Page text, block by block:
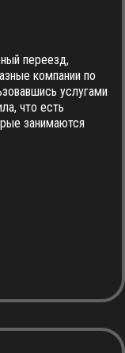
переезд,
компании по
услугами
что есть
занимаются